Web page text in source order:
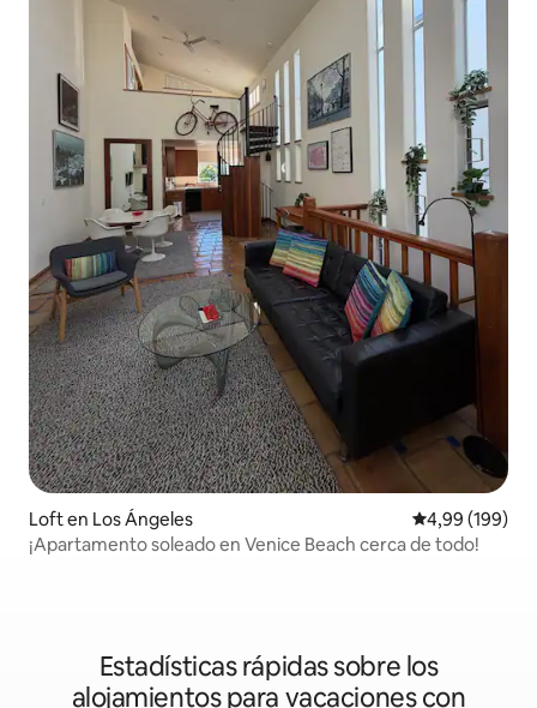
Loft en Los Ángeles Calificación
4,99 (199)
¡Apartamento soleado en Venice Beach cerca de todo!
Estadísticas rápidas sobre los
alojamientos para vacaciones con